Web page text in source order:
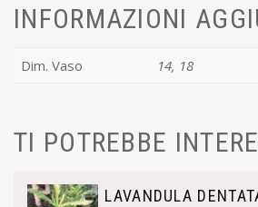
INFORMAZIONI
Dim. Vaso 14, 18
TI POTREBBE
LAVANDULA